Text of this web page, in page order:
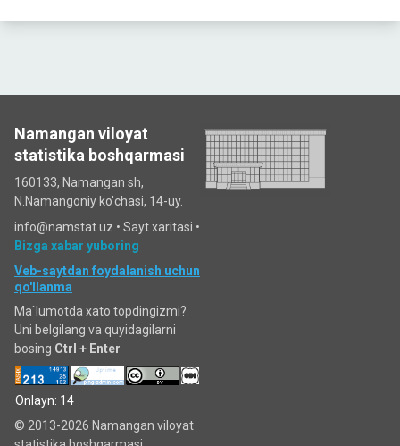
Namangan viloyat
statistika boshqarmasi
160133, Namangan sh,
N.Namangoniy ko'chasi, 14-uy.
info@namstat.uz • Sayt xaritasi •
Bizga xabar yuboring
Veb-saytdan foydalanish uchun
qo'llanma
Ma`lumotda xato topdingizmi?
Uni belgilang va quyidagilarni
bosing Ctrl + Enter
Onlayn: 14
© 2013-2026 Namangan viloyat